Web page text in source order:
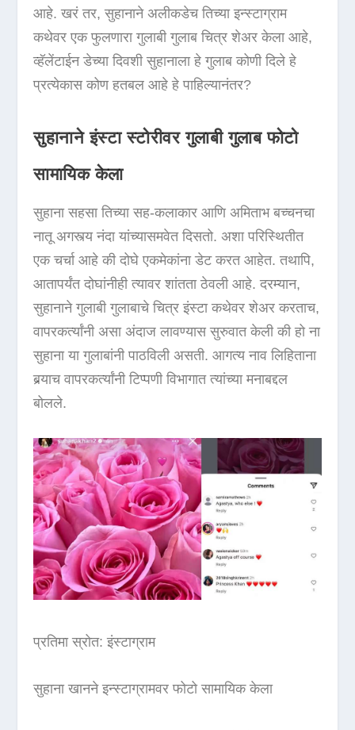
आहे. खरं तर, सुहानाने अलीकडेच तिच्या इन्स्टाग्राम
कथेवर एक फुलणारा गुलाबी गुलाब चित्र शेअर केला आहे,
व्हॅलेंटाईन डेच्या दिवशी सुहानाला हे गुलाब कोणी दिले हे
प्रत्येकास कोण हतबल आहे हे पाहिल्यानंतर?
सुहानाने इंस्टा स्टोरीवर गुलाबी गुलाब फोटो
सामायिक केला
सुहाना सहसा तिच्या सह-कलाकार आणि अमिताभ बच्चनचा
नातू अगस्त्य नंदा यांच्यासमवेत दिसतो. अशा परिस्थितीत
एक चर्चा आहे की दोघे एकमेकांना डेट करत आहेत. तथापि,
आतापर्यंत दोघांनीही त्यावर शांतता ठेवली आहे. दरम्यान,
सुहानाने गुलाबी गुलाबाचे चित्र इंस्टा कथेवर शेअर करताच,
वापरकर्त्यांनी असा अंदाज लावण्यास सुरुवात केली की हो ना
सुहाना या गुलाबांनी पाठविली असती. आगत्य नाव लिहिताना
बर्‍याच वापरकर्त्यांनी टिप्पणी विभागात त्यांच्या मनाबद्दल
बोलले.
प्रतिमा स्रोत: इंस्टाग्राम
सुहाना खानने इन्स्टाग्रामवर फोटो सामायिक केला